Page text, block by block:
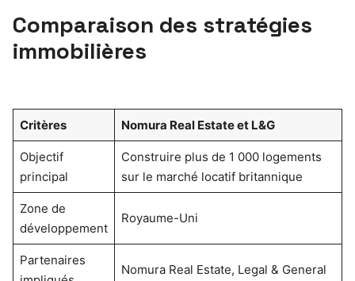
Comparaison des stratégies
immobilières
Critères Nomura Real Estate et L&G
Objectif
principal
Construire plus de 1 000 logements
sur le marché locatif britannique
Zone de
développement
Royaume-Uni
Partenaires
Nomura Real Estate, Legal & General